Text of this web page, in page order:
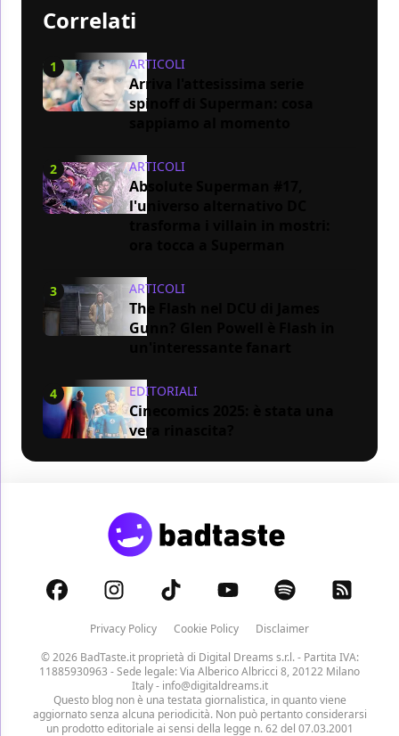
Correlati
1 ARTICOLI
Arriva l'attesissima serie
spinoff di Superman: cosa
2 ARTICOLI
Absolute Superman #17,
l'universo alternativo DC
3 ARTICOLI
The Flash nel DCU di James
Gunn? Glen Powell è Flash in
4 EDITORIALI
Cinecomics 2025: è stata una
vera rinascita?
Privacy Policy Cookie Policy
Disclaimer
© 2026 BadTaste.it proprietà di Digital Dreams s.r.l.- Partita IVA:
11885930963 - Sede legale: Via Alberico Albricci 8, 20122 Milano
Italy - info@digitaldreams.it
Questo blog non è una testata giornalistica, in quanto viene
aggiornato senza alcuna periodicità. Non può pertanto considerarsi
un prodotto editoriale ai sensi della legge n. 62 del 07.03.2001